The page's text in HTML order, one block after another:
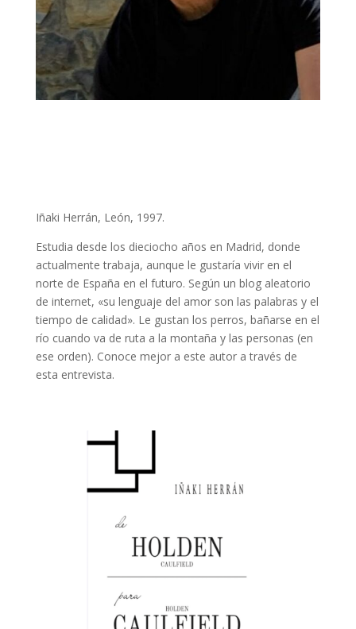
Iñaki Herrán, León, 1997.
Estudia desde los dieciocho años en Madrid, donde
actualmente trabaja, aunque le gustaría vivir en el
norte de España en el futuro. Según un blog aleatorio
de internet, «su lenguaje del amor son las palabras y el
tiempo de calidad». Le gustan los perros, bañarse en el
río cuando va de ruta a la montaña y las personas (en
ese orden). Conoce mejor a este autor a través de
esta entrevista.